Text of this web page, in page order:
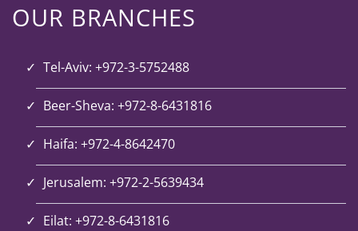
OUR BRANCHES
Tel-Aviv: +972-3-5752488
Beer-Sheva: +972-8-6431816
Haifa: +972-4-8642470
Jerusalem: +972-2-5639434
Eilat: +972-8-6431816